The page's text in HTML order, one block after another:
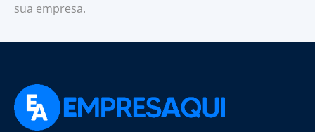
sua empresa.